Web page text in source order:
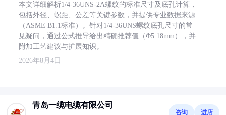
本文详细解析1/4-36UNS-2A螺纹的标准尺寸及底孔计算，
包括外径、螺距、公差等关键参数，并提供专业数据来源
（ASME B1.1标准）。针对1/4-36UNS螺纹底孔尺寸的常
见疑问，通过公式推导给出精确推荐值（Φ5.18mm），并
附加工艺建议与扩展知识。
2026年8月4日
青岛一缆电缆有限公司
咨询 进店